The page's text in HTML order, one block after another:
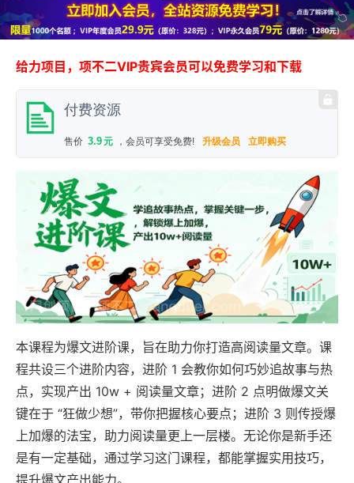
给力项目，项不二VIP贵宾会员可以免费学习和下载
付费资源
售价 3.9元 ，会员可享受免费! 升级会员 立即购买
本课程为爆文进阶课，旨在助力你打造高阅读量文章。课
程共设三个进阶内容，进阶 1 会教你如何巧妙追故事与热
点，实现产出 10w + 阅读量文章；进阶 2 点明做爆文关
键在于 “狂做少想”，带你把握核心要点；进阶 3 则传授爆
上加爆的法宝，助力阅读量更上一层楼。无论你是新手还
是有一定基础，通过学习这门课程，都能掌握实用技巧，